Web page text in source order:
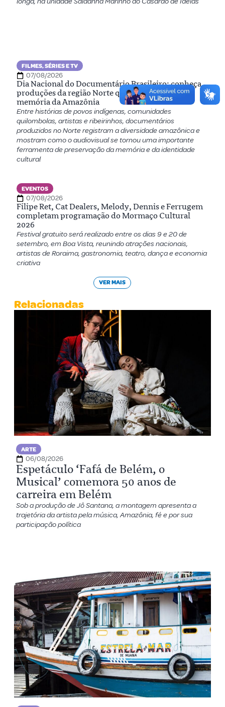
FILMES, SÉRIES E TV
07/08/2026
Dia Nacional do Documentário Brasileiro: conheça
produções da região Norte que preservam a
memória da Amazônia
Entre histórias de povos indígenas, comunidades
quilombolas, artistas e ribeirinhos, documentários
produzidos no Norte registram a diversidade amazônica e
mostram como o audiovisual se tornou uma importante
ferramenta de preservação da memória e da identidade
cultural
EVENTOS
07/08/2026
Filipe Ret, Cat Dealers, Melody, Dennis e Ferrugem
completam programação do Mormaço Cultural
2026
Festival gratuito será realizado entre os dias 9 e 20 de
setembro, em Boa Vista, reunindo atrações nacionais,
artistas de Roraima, gastronomia, teatro, dança e economia
criativa
VER MAIS
Relacionadas
ARTE
06/08/2026
Espetáculo ‘Fafá de Belém, o
Musical’ comemora 50 anos de
carreira em Belém
Sob a produção de Jô Santana, a montagem apresenta a
trajetória da artista pela música, Amazônia, fé e por sua
participação política